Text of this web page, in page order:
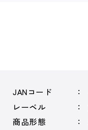
JANコード
レーベル
商品形態